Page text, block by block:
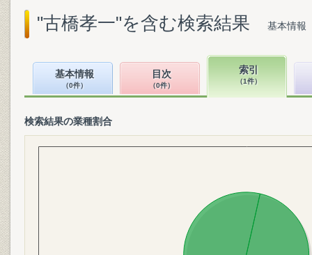
"古橋孝一"を含む検索結果 基本情報
基本情報
（0件）
目次
（0件）
索引
（1件）
検索結果の業種割合